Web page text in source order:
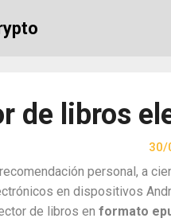
de libros
30/
personal, a
en dispositivos
de libros en formato